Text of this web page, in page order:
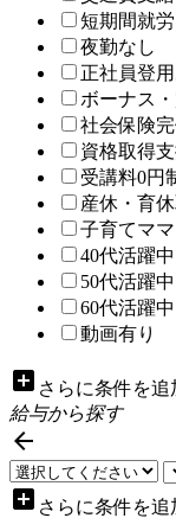
短期間就労
夜勤なし
正社員登用
ボーナス
社会保険
資格取得
受講料0円
産休・育
子育てマ
40代活躍中
50代活躍中
60代活躍中
動画有り
add_box さらに条件を追
給与から探す

add_box さらに条件を追